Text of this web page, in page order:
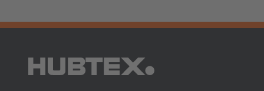
Brasil
United States